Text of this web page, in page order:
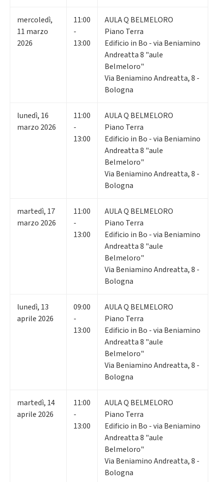
mercoledì,
11 marzo
2026
11:00
-
13:00
AULA Q BELMELORO
Piano Terra
Edificio in Bo - via Beniamino
Andreatta 8 "aule
Belmeloro"
Via Beniamino Andreatta, 8 -
Bologna
lunedì, 16
marzo 2026
11:00
-
13:00
AULA Q BELMELORO
Piano Terra
Edificio in Bo - via Beniamino
Andreatta 8 "aule
Belmeloro"
Via Beniamino Andreatta, 8 -
Bologna
martedì, 17
marzo 2026
11:00
-
13:00
AULA Q BELMELORO
Piano Terra
Edificio in Bo - via Beniamino
Andreatta 8 "aule
Belmeloro"
Via Beniamino Andreatta, 8 -
Bologna
lunedì, 13
aprile 2026
09:00
-
13:00
AULA Q BELMELORO
Piano Terra
Edificio in Bo - via Beniamino
Andreatta 8 "aule
Belmeloro"
Via Beniamino Andreatta, 8 -
Bologna
martedì, 14
aprile 2026
11:00
-
13:00
AULA Q BELMELORO
Piano Terra
Edificio in Bo - via Beniamino
Andreatta 8 "aule
Belmeloro"
Via Beniamino Andreatta, 8 -
Bologna